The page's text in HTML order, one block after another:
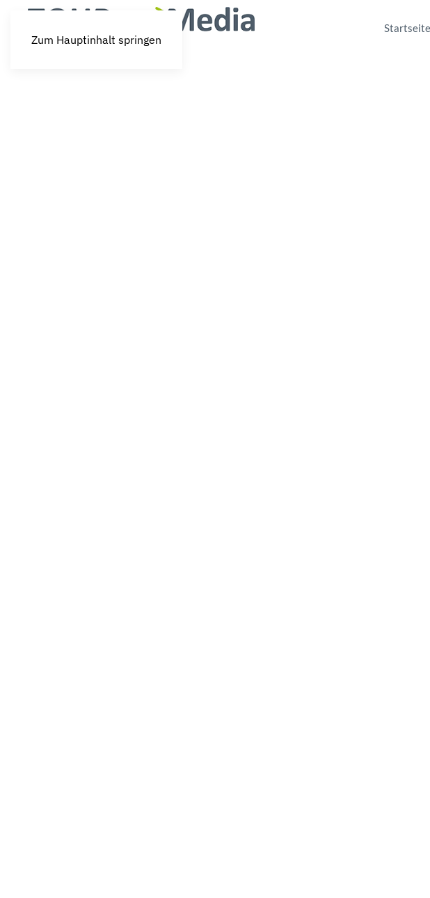
Zum Hauptinhalt springen
Startseite